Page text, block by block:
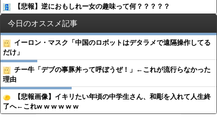
【悲報】逆におもしれー女の趣味って何？？？？？
今日のオススメ記事
イーロン・マスク「中国のロボットはデタラメで遠隔操作してる
だけ」
チー牛「デブの事豚丼って呼ぼうぜ！」←これが流行らなかった
理由
【悲報画像】イキリたい年頃の中学生さん、和彫を入れて人生終
了へ←これw w w w w w